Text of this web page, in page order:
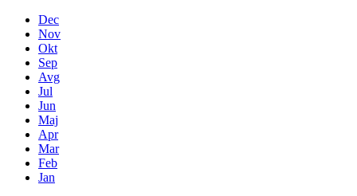
Dec
Nov
Okt
Sep
Avg
Jul
Jun
Maj
Apr
Mar
Feb
Jan